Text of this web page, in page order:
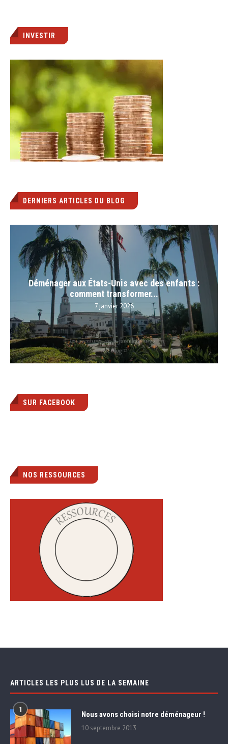
INVESTIR
DERNIERS ARTICLES DU BLOG
Déménager aux États-Unis avec des enfants :
comment transformer...
7 janvier 2026
SUR FACEBOOK
NOS RESSOURCES
ARTICLES LES PLUS LUS DE LA SEMAINE
1 Nous avons choisi notre déménageur !
10 septembre 2013